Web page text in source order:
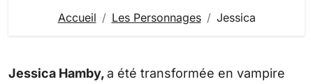
Accueil Les Personnages Jessica
Jessica Hamby,a été transformée en vampire